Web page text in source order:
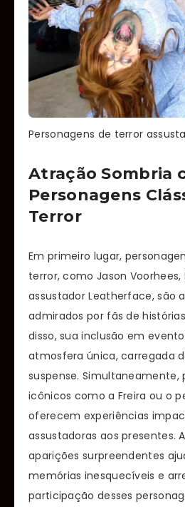
Personagens de terror
Atração Sombria
Personagens
Terror
Em primeiro lugar,
terror, como Jason Voorhees,
assustador Leatherface, são
admirados por fãs de
disso, sua inclusão em
atmosfera única, carregada
suspense. Simultaneamente,
icônicos como a Freira ou o
oferecem experiências
assustadoras aos presentes.
aparições surpreendentes
memórias inesquecíveis e
participação desses